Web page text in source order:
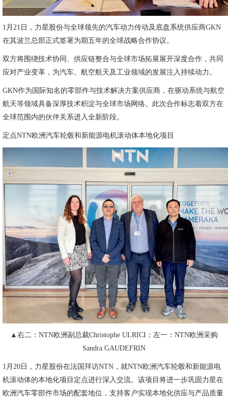
1月21日，力星股份与全球领先的汽车动力传动及底盘系统供应商GKN
在其波兰总部正式签署为期五年的全球战略合作协议。
双方将围绕技术协同、供应链整合与全球市场拓展展开深度合作，共同
应对产业变革，为汽车、航空航天及工业领域的发展注入持续动力。
GKN作为国际知名的零部件与技术解决方案供应商，在驱动系统与航空
航天等领域具备深厚技术积淀与全球市场网络。此次合作标志着双方在
全球范围内的伙伴关系进入全新阶段。
定点NTN欧洲汽车轮毂和新能源电机滚动体本地化项目
▲右二：NTN欧洲副总裁Christophe ULRICI；左一：NTN欧洲采购
Sandra GAUDEFRIN
1月20日，力星股份在法国拜访NTN，就NTN欧洲汽车轮毂和新能源电
机滚动体的本地化项目定点进行深入交流。该项目将进一步巩固力星在
欧洲汽车零部件市场的配套地位，支持客户实现本地化供应与产品质量